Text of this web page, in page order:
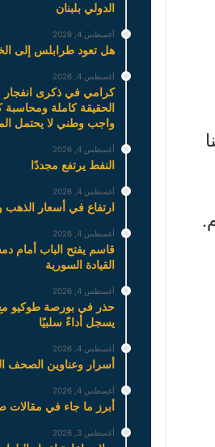
الدولي بلبنان
أغسطس 4, 2026
هل تعود طرابلس إلى
أغسطس 4, 2026
كرامي في ذكرى
الحقيقة كاملة
واجب وطني لا يحتمل
أغسطس 4, 2026
النفط يرتفع مجددًا
أغسطس 4, 2026
ارتفاع في أسعار الذهب
أغسطس 4, 2026
قاسم يفتح الباب أمام
القيادة السورية
أغسطس 4, 2026
حذر في بورصة طوكيو
يسجل أداءً سلبيًا
أغسطس 4, 2026
أسرار وعناوين الصحف
أغسطس 4, 2026
أبرز ما جاء في مقالات
أغسطس 3, 2026